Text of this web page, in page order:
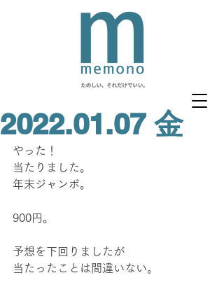
2022.01.07 金
やった！
当たりました。
年末ジャンボ。
900円。
予想を下回りましたが
当たったことは間違いない。